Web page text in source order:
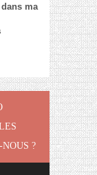
dans ma
?